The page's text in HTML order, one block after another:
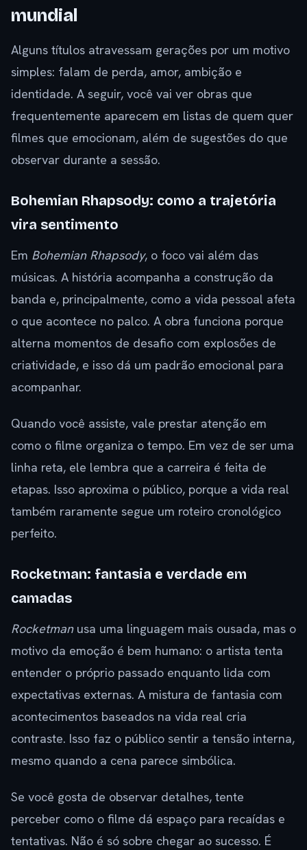
mundial
Alguns títulos atravessam gerações por um motivo
simples: falam de perda, amor, ambição e
identidade. A seguir, você vai ver obras que
frequentemente aparecem em listas de quem quer
filmes que emocionam, além de sugestões do que
observar durante a sessão.
Bohemian Rhapsody: como a trajetória
vira sentimento
Em Bohemian Rhapsody, o foco vai além das
músicas. A história acompanha a construção da
banda e, principalmente, como a vida pessoal afeta
o que acontece no palco. A obra funciona porque
alterna momentos de desafio com explosões de
criatividade, e isso dá um padrão emocional para
acompanhar.
Quando você assiste, vale prestar atenção em
como o filme organiza o tempo. Em vez de ser uma
linha reta, ele lembra que a carreira é feita de
etapas. Isso aproxima o público, porque a vida real
também raramente segue um roteiro cronológico
perfeito.
Rocketman: fantasia e verdade em
camadas
Rocketmanusa uma linguagem mais ousada, mas o
motivo da emoção é bem humano: o artista tenta
entender o próprio passado enquanto lida com
expectativas externas. A mistura de fantasia com
acontecimentos baseados na vida real cria
contraste. Isso faz o público sentir a tensão interna,
mesmo quando a cena parece simbólica.
Se você gosta de observar detalhes, tente
perceber como o filme dá espaço para recaídas e
tentativas. Não é só sobre chegar ao sucesso. É